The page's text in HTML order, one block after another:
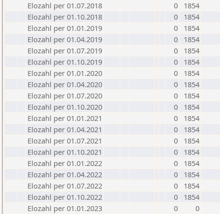
Elozahl per 01.07.2018
0
1854
Elozahl per 01.10.2018
0
1854
Elozahl per 01.01.2019
0
1854
Elozahl per 01.04.2019
0
1854
Elozahl per 01.07.2019
0
1854
Elozahl per 01.10.2019
0
1854
Elozahl per 01.01.2020
0
1854
Elozahl per 01.04.2020
0
1854
Elozahl per 01.07.2020
0
1854
Elozahl per 01.10.2020
0
1854
Elozahl per 01.01.2021
0
1854
Elozahl per 01.04.2021
0
1854
Elozahl per 01.07.2021
0
1854
Elozahl per 01.10.2021
0
1854
Elozahl per 01.01.2022
0
1854
Elozahl per 01.04.2022
0
1854
Elozahl per 01.07.2022
0
1854
Elozahl per 01.10.2022
0
1854
Elozahl per 01.01.2023
0
0